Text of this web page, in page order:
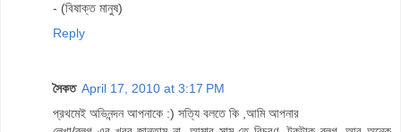
- (বিষাক্ত মানুষ)
Reply
সৈকত April 17, 2010 at 3:17 PM
প্রথমেই অভিনন্দন আপনাকে :) সত্যি বলতে কি ,আমি আপনার